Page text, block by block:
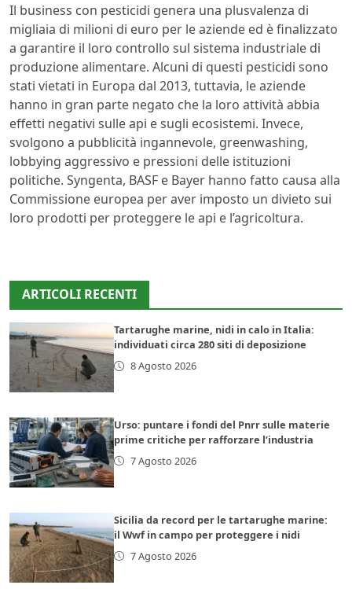
Il business con pesticidi genera una plusvalenza di
migliaia di milioni di euro per le aziende ed è finalizzato
a garantire il loro controllo sul sistema industriale di
produzione alimentare. Alcuni di questi pesticidi sono
stati vietati in Europa dal 2013, tuttavia, le aziende
hanno in gran parte negato che la loro attività abbia
effetti negativi sulle api e sugli ecosistemi. Invece,
svolgono a pubblicità ingannevole, greenwashing,
lobbying aggressivo e pressioni delle istituzioni
politiche. Syngenta, BASF e Bayer hanno fatto causa alla
Commissione europea per aver imposto un divieto sui
loro prodotti per proteggere le api e l’agricoltura.
ARTICOLI RECENTI
Tartarughe marine, nidi in calo in Italia:
individuati circa 280 siti di deposizione
8 Agosto 2026
Urso: puntare i fondi del Pnrr sulle materie
prime critiche per rafforzare l’industria
7 Agosto 2026
Sicilia da record per le tartarughe marine:
il Wwf in campo per proteggere i nidi
7 Agosto 2026